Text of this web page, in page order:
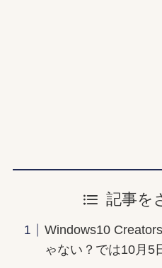
記事を
Windows10
ゃない？では10月5